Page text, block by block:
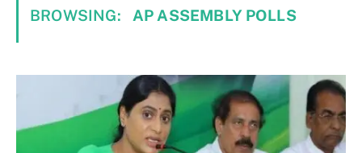
BROWSING: AP ASSEMBLY POLLS